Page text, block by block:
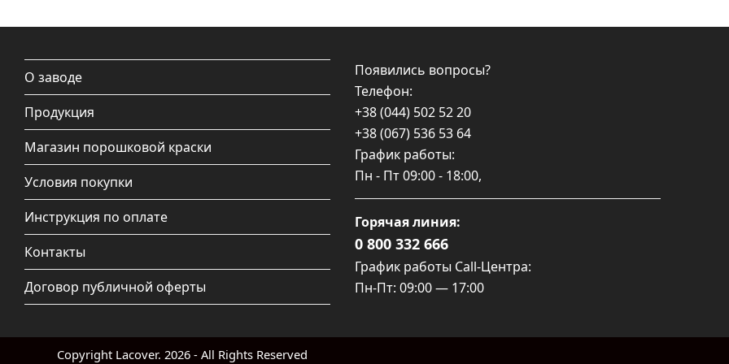
О заводе
Продукция
Магазин порошковой краски
Условия покупки
Инструкция по оплате
Контакты
Договор публичной оферты
Появились вопросы?
Телефон:
+38 (044) 502 52 20
+38 (067) 536 53 64
График работы:
Пн - Пт09:00 - 18:00,
Горячая линия:
0 800 332 666
График работы Call-Центра:
Пн-Пт: 09:00 — 17:00
Copyright Lacover. 2026 - All Rights Reserved